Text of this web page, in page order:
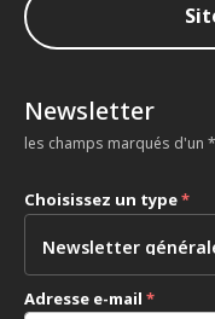
Newsletter
les champs marqués d'un
Choisissez un type*
Adresse e-mail *